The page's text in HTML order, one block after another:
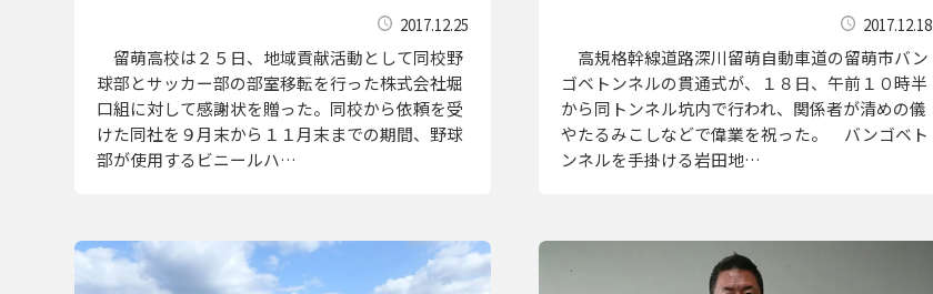
2017.12.25
留萌高校は２５日、地域貢献活動として同校野
球部とサッカー部の部室移転を行った株式会社堀
口組に対して感謝状を贈った。同校から依頼を受
けた同社を９月末から１１月末までの期間、野球
部が使用するビニールハ…
2017.12.18
高規格幹線道路深川留萌自動車道の留萌市バン
ゴベトンネルの貫通式が、１８日、午前１０時半
から同トンネル坑内で行われ、関係者が清めの儀
やたるみこしなどで偉業を祝った。 バンゴベト
ンネルを手掛ける岩田地…